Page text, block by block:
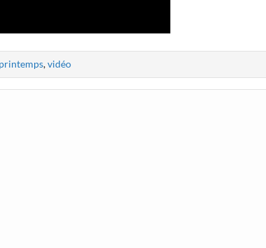
printemps,vidéo